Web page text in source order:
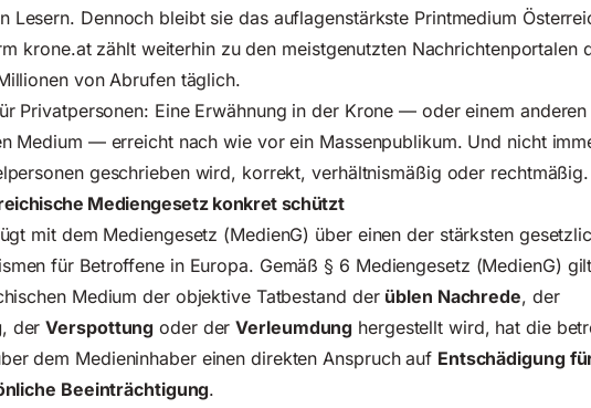
Lesern. Dennoch bleibt sie das auflagenstärkste Printmedium
krone.at zählt weiterhin zu den meistgenutzten Nachrichtenportalen
von Abrufen täglich.
Privatpersonen: Eine Erwähnung in der Krone — oder einem
Medium — erreicht nach wie vor ein Massenpublikum. Und nicht
geschrieben wird, korrekt, verhältnismäßig oder rechtmäßig.
Mediengesetz konkret schützt
mit dem Mediengesetz (MedienG) über einen der stärksten
für Betroffenein Europa. Gemäß § 6 Mediengesetz (MedienG)
Medium der objektive Tatbestand der üblen Nachrede, der
, derVerspottung oder derVerleumdung hergestellt wird, hat die
dem Medieninhaber einen direkten Anspruch auf Entschädigung
Beeinträchtigung.